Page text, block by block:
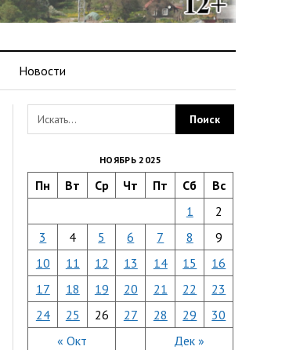
Новости
НОЯБРЬ 2025
Пн Вт Ср Чт Пт Сб Вс
« Окт Дек »
1
2
3
4 5 6 7 8
9
10
11 12 13 14 15
16
17
18 19 20 21 22
23
24
25 26 27 28 29 30